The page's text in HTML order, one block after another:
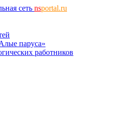
сеть nsportal.ru
паруса»
работников